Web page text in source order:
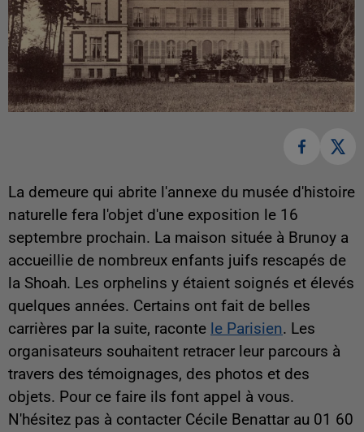
La demeure qui abrite l'annexe du musée d'histoire
naturelle fera l'objet d'une exposition le 16
septembre prochain. La maison située à Brunoy a
accueillie de nombreux enfants juifs rescapés de
la Shoah. Les orphelins y étaient soignés et élevés
quelques années. Certains ont fait de belles
carrières par la suite, raconte le Parisien. Les
organisateurs souhaitent retracer leur parcours à
travers des témoignages, des photos et des
objets. Pour ce faire ils font appel à vous.
N'hésitez pas à contacter Cécile Benattar au 01 60